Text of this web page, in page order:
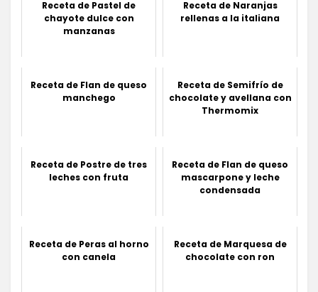
Receta de Pastel de
chayote dulce con
manzanas
Receta de Naranjas
rellenas a la italiana
Receta de Flan de queso
manchego
Receta de Semifrío de
chocolate y avellana con
Thermomix
Receta de Postre de tres
leches con fruta
Receta de Flan de queso
mascarpone y leche
condensada
Receta de Peras al horno
con canela
Receta de Marquesa de
chocolate con ron